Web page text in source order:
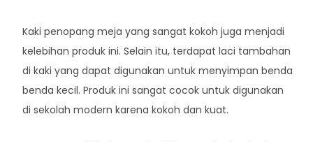
Kaki penopang meja yang sangat kokoh juga menjadi
kelebihan produk ini. Selain itu, terdapat laci tambahan
di kaki yang dapat digunakan untuk menyimpan benda
benda kecil. Produk ini sangat cocok untuk digunakan
di sekolah modern karena kokoh dan kuat.